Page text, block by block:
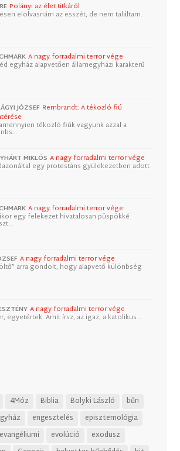
Polányi az élet titkáról
elolvasnám az esszét, de nem találtam.
A nagy forradalmi terror vége
egyház alapvetően államegyházi karakterű
JÓZSEF Rembrandt: A tékozló fiú
tékozló fiúk vagyunk azzal a
MIKLÓS A nagy forradalmi terror vége
egy protestáns gyülekezetben adott
A nagy forradalmi terror vége
egy felekezet hivatalosan püspökké
A nagy forradalmi terror vége
arra gondolt, hogy alapvető különbség
A nagy forradalmi terror vége
egyetértek. Amit írsz, az igaz, a katolikus…
4Móz Biblia Bolyki László
bűn
engesztelés
episztemológia
evangéliumi evolúció
exodusz